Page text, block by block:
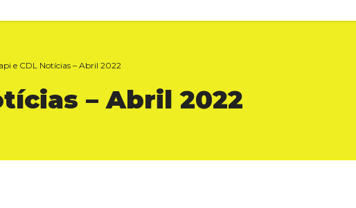
e CDL Notícias – Abril 2022
– Abril 2022